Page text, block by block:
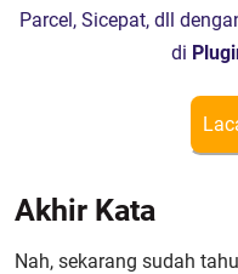
Parcel, Sicepat, dll
di
Akhir Kata
Nah, sekarang sudah